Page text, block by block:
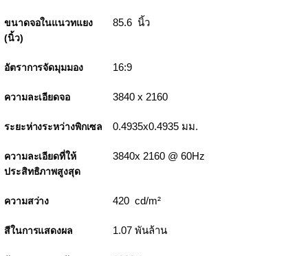
ขนาดจอในแนวทแยง
(นิ้ว)
85.6 นิ้ว
อัตราการจัดมุมมอง 16:9
ความละเอียดจอ 3840 x 2160
ระยะห่างระหว่างพิกเซล 0.4935x0.4935 มม.
ความละเอียดที่ให้
ประสิทธิภาพสูงสุด
3840x 2160 @ 60Hz
ความสว่าง 420 cd/m²
สีในการแสดงผล 1.07 พันล้าน